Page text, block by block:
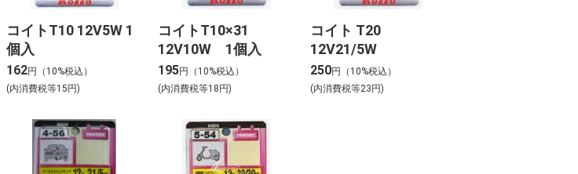
コイトT10 12V5W 1
個入
162円（10%税込）
(内消費税等15円)
コイトT10×31
12V10W 1個入
195円（10%税込）
(内消費税等18円)
コイト T20
12V21/5W
250円（10%税込）
(内消費税等23円)